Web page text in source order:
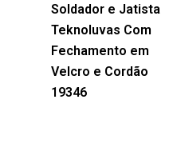
Soldador e Jatista
Teknoluvas Com
Fechamento em
Velcro e Cordão
19346